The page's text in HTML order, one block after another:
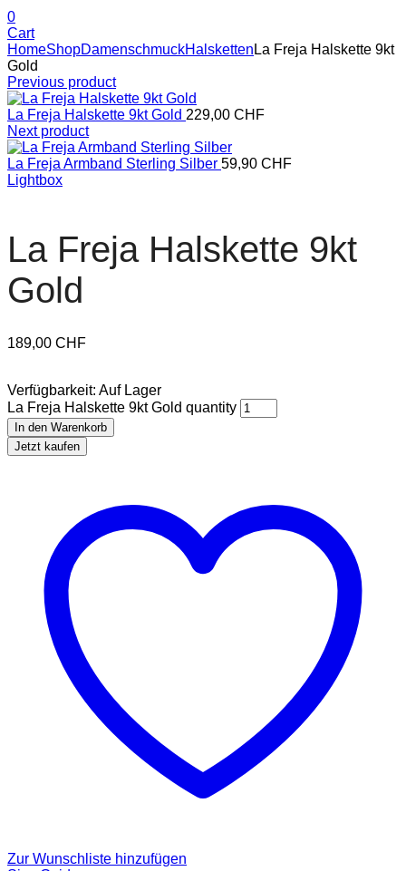
0
Cart
HomeShopDamenschmuckHalsketten La Freja Halskette 9kt
Gold
Previous product
La Freja Halskette 9kt Gold 229,00 CHF
Next product
La Freja Armband Sterling Silber 59,90 CHF
Lightbox
La Freja Halskette 9kt
Gold
189,00 CHF
Verfügbarkeit: Auf Lager
La Freja Halskette 9kt Gold quantity
In den Warenkorb
Jetzt kaufen
Zur Wunschliste hinzufügen